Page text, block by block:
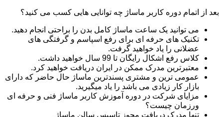
بعد از اتمام دوره کاربر ماساژ چه توانایی هایی کسب می کنید؟
می توانید یک ساعت ماساژ کامل بدن را براحتی انجام دهید.
تکنیک های حرفه ای برای رفع اسپاسم و گرفتگی های
عضلانی را یاد خواهید گرفت.
کلاس رفع اشکال رایگان تا 99 سال خواهید داشت.
معتبرترین مدرک ممکن در ایران دریافت خواهید کرد.
عمومی ترین و مشتری پسندترین ماساژ حال حاضر که دارای
بازار کار زیادی می باشد را یاد میگیرید.
مزایای شرکت در دوره آموزش کاربر ماساژ فنی و حرفه ای
ورزمان چیست؟
تنها مدرک دریافت مجوز تاسیس سالن ماساژ